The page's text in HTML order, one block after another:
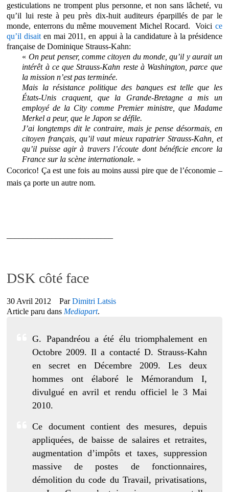
gesticulations ne trompent plus personne, et non sans lâcheté, vu
qu’il lui reste à peu près dix-huit auditeurs éparpillés de par le
monde, enterrons du même mouvement Michel Rocard.Voici ce
qu’il disait en mai 2011, en appui à la candidature à la présidence
française de Dominique Strauss-Kahn:
« On peut penser, comme citoyen du monde, qu’il y aurait un
intérêt à ce que Strauss-Kahn reste à Washington, parce que
la mission n’est pas terminée.
Mais la résistance politique des banques est telle que les
États-Unis craquent, que la Grande-Bretagne a mis un
employé de la City comme Premier ministre, que Madame
Merkel a peur, que le Japon se défile.
J’ai longtemps dit le contraire, mais je pense désormais, en
citoyen français, qu’il vaut mieux rapatrier Strauss-Kahn, et
qu’il puisse agir à travers l’écoute dont bénéficie encore la
France sur la scène internationale. »
Cocorico! Ça est une fois au moins aussi pire que de l’économie –
mais ça porte un autre nom.
DSK côté face
30 Avril 2012 ParDimitri Latsis
Article paru dans Mediapart.
G. Papandréou a été élu triomphalement en
Octobre 2009. Il a contacté D. Strauss-Kahn
en secret en Décembre 2009. Les deux
hommes ont élaboré le Mémorandum I,
divulgué en avril et rendu officiel le 3 Mai
2010.
Ce document contient des mesures, depuis
appliquées, de baisse de salaires et retraites,
augmentation d’impôts et taxes, suppression
massive de postes de fonctionnaires,
démolition du code du Travail, privatisations,